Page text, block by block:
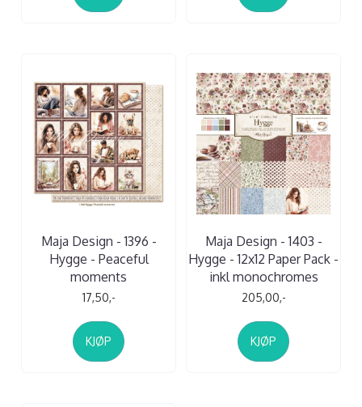
Maja Design - 1396 -
Hygge - Peaceful
moments
17,50,-
KJØP
Maja Design - 1403 -
Hygge - 12x12 Paper Pack -
inkl monochromes
205,00,-
KJØP